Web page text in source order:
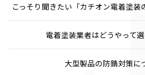
こっそり聞きたい「カチオン電着塗装
電着塗装業者はどうやって
大型製品の防錆対策に